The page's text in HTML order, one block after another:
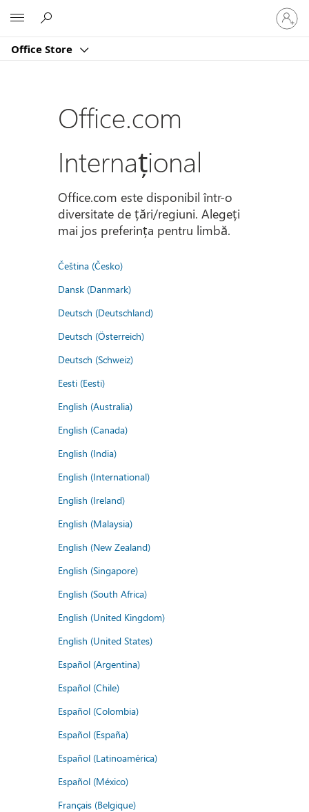
Office Store
vă
la
dvs.
Office.com
Internațional
Office.com este disponibil într-o
diversitate de țări/regiuni. Alegeți
mai jos preferința pentru limbă.
Čeština (Česko)
Dansk (Danmark)
Deutsch (Deutschland)
Deutsch (Österreich)
Deutsch (Schweiz)
Eesti (Eesti)
English (Australia)
English (Canada)
English (India)
English (International)
English (Ireland)
English (Malaysia)
English (New Zealand)
English (Singapore)
English (South Africa)
English (United Kingdom)
English (United States)
Español (Argentina)
Español (Chile)
Español (Colombia)
Español (España)
Español (Latinoamérica)
Español (México)
Français (Belgique)